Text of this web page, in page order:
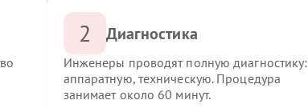
2 Диагностика
Инженеры проводят полную диагностику:
аппаратную, техническую. Процедура
занимает около 60 минут.